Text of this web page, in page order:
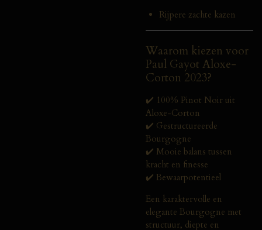
Rijpere zachte kazen
Waarom kiezen voor
Paul Gayot Aloxe-
Corton 2023?
✔️ 100% Pinot Noir uit
Aloxe-Corton
✔️ Gestructureerde
Bourgogne
✔️ Mooie balans tussen
kracht en finesse
✔️ Bewaarpotentieel
Een karaktervolle en
elegante Bourgogne met
structuur, diepte en